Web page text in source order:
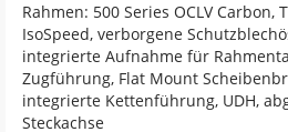
Rahmen: 500 Series OCLV Carbon,
IsoSpeed, verborgene
integrierte Aufnahme für
Zugführung, Flat Mount
integrierte Kettenführung, UDH,
Steckachse